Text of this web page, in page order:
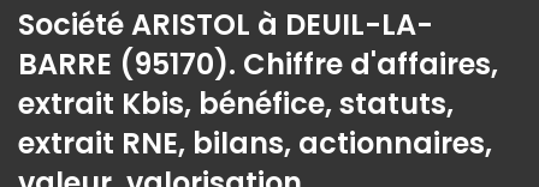
Société ARISTOL à DEUIL-LA-
BARRE (95170). Chiffre d'affaires,
extrait Kbis, bénéfice, statuts,
extrait RNE, bilans, actionnaires,